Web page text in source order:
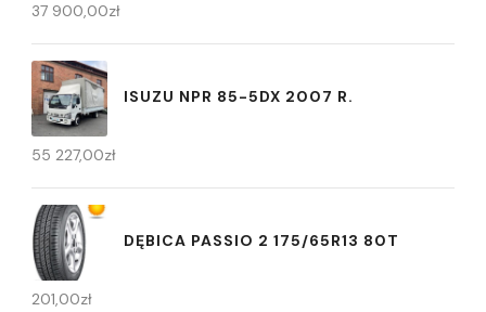
37 900,00zł
ISUZU NPR 85-5DX 2007 R.
55 227,00zł
DĘBICA PASSIO 2 175/65R13 80T
201,00zł